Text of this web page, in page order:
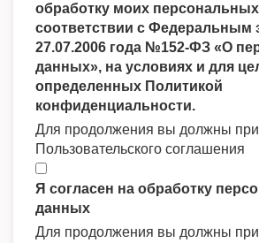
обработку моих
соответствии с Федеральным
27.07.2006 года №152-ФЗ «О
данных», на условиях и для
определенных Политикой
конфиденциальности.
Для продолжения вы должны
Пользовательского соглашения
Я согласен на обработку
данных
Для продолжения вы должны